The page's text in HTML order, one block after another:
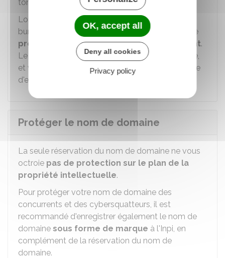
tomber dans le domaine public.
Lors de la réservation d'un nom de domaine, le
bureau d'enregistrement peut vous proposer une
procédure automatique de renouvellement.
Le prélèvement bancaire sera alors automatique,
et vous n'aurez pas à vous préoccuper de la date
d'expiration du nom de domaine.
Protéger le nom de domaine
La seule réservation du nom de domaine ne vous
octroie pas de protection sur le plan de la
propriété intellectuelle.
Pour protéger votre nom de domaine des
concurrents et des cybersquatteurs, il est
recommandé d'enregistrer également le nom de
domaine sous forme de marque à l'Inpi, en
complément de la réservation du nom de
domaine.
OK, accept all
Deny all cookies
Privacy policy